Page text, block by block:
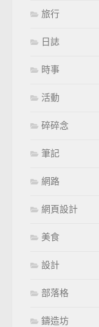
旅行
日誌
時事
活動
碎碎念
筆記
網路
網頁設計
美食
設計
部落格
鑄造坊